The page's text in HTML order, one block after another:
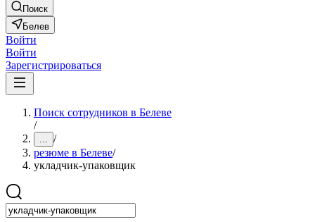
Поиск
Белев
Войти
Войти
Зарегистрироваться
Поиск сотрудников в Белеве
/
... /
резюме в Белеве/
укладчик-упаковщик